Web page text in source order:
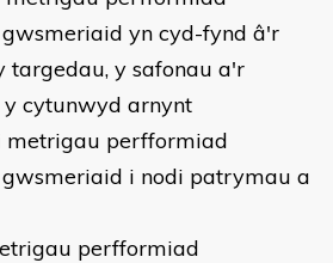
yn cyd-fynd â'r
targedau, y safonau a'r
cytunwyd arnynt
metrigau perfformiad
i nodi patrymau a
perfformiad